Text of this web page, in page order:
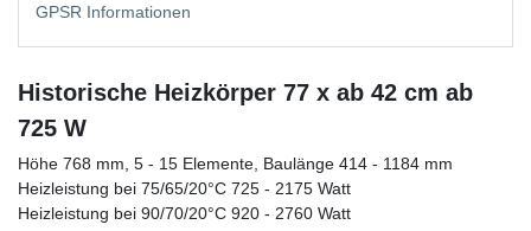
GPSR Informationen
Historische Heizkörper 77 x ab 42 cm ab
725 W
Höhe 768 mm, 5 - 15 Elemente, Baulänge 414 - 1184 mm
Heizleistung bei 75/65/20°C 725 - 2175 Watt
Heizleistung bei 90/70/20°C 920 - 2760 Watt